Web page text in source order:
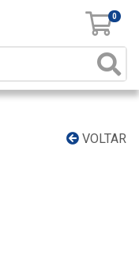
0
VOLTAR